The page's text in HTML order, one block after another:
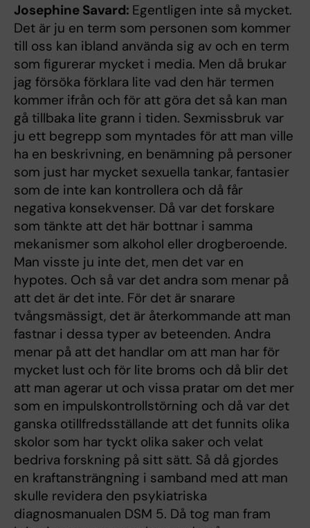
Josephine Savard: Egentligen inte så mycket.
Det är ju en term som personen som kommer
till oss kan ibland använda sig av och en term
som figurerar mycket i media. Men då brukar
jag försöka förklara lite vad den här termen
kommer ifrån och för att göra det så kan man
gå tillbaka lite grann i tiden. Sexmissbruk var
ju ett begrepp som myntades för att man ville
ha en beskrivning, en benämning på personer
som just har mycket sexuella tankar, fantasier
som de inte kan kontrollera och då får
negativa konsekvenser. Då var det forskare
som tänkte att det här bottnar i samma
mekanismer som alkohol eller drogberoende.
Man visste ju inte det, men det var en
hypotes. Och så var det andra som menar på
att det är det inte. För det är snarare
tvångsmässigt, det är återkommande att man
fastnar i dessa typer av beteenden. Andra
menar på att det handlar om att man har för
mycket lust och för lite broms och då blir det
att man agerar ut och vissa pratar om det mer
som en impulskontrollstörning och då var det
ganska otillfredsställande att det funnits olika
skolor som har tyckt olika saker och velat
bedriva forskning på sitt sätt. Så då gjordes
en kraftansträngning i samband med att man
skulle revidera den psykiatriska
diagnosmanualen DSM 5. Då tog man fram